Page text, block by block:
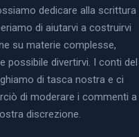
dedicare alla scrittura
di aiutarvi a costruirvi
su materie complesse,
possibile divertirvi. I conti del
di tasca nostra e ci
di moderare i commenti a
discrezione.